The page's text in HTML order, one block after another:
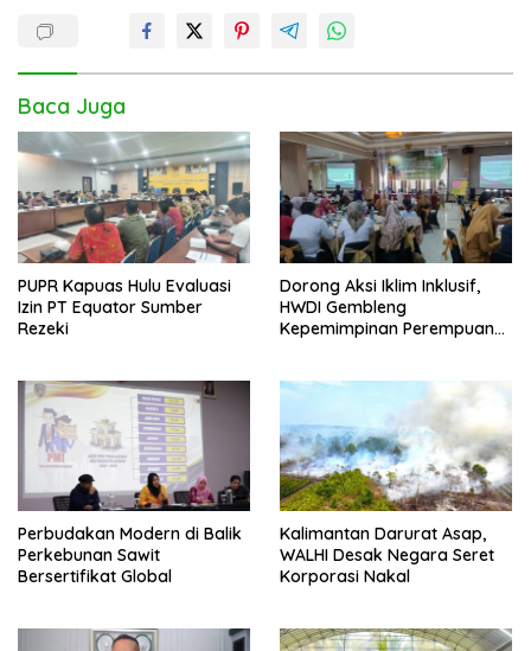
Baca Juga
PUPR Kapuas Hulu Evaluasi
Izin PT Equator Sumber
Rezeki
Dorong Aksi Iklim Inklusif,
HWDI Gembleng
Kepemimpinan Perempuan
Perbudakan Modern di Balik
Perkebunan Sawit
Bersertifikat Global
Kalimantan Darurat Asap,
WALHI Desak Negara Seret
Korporasi Nakal